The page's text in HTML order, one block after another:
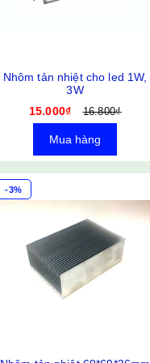
Nhôm tản nhiệt cho led 1W,
3W
15.000₫
16.800₫
Mua hàng
-3%